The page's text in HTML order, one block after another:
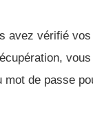
avez vérifié vos
mot de passe